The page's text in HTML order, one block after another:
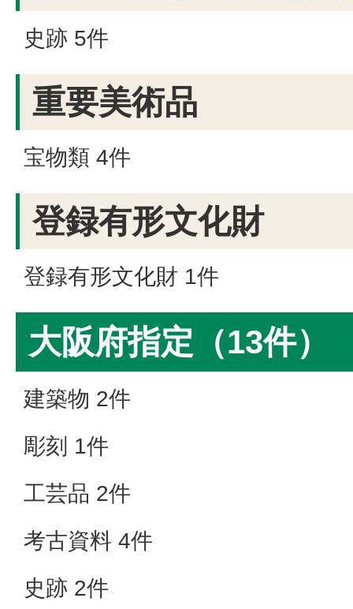
史跡 5件
重要美術品
宝物類 4件
登録有形文化財
登録有形文化財 1件
大阪府指定（13件）
建築物 2件
彫刻 1件
工芸品 2件
考古資料 4件
史跡 2件